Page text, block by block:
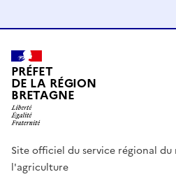
PRÉFET
DE LA RÉGION
BRETAGNE
Site officiel du service régional
l'agriculture